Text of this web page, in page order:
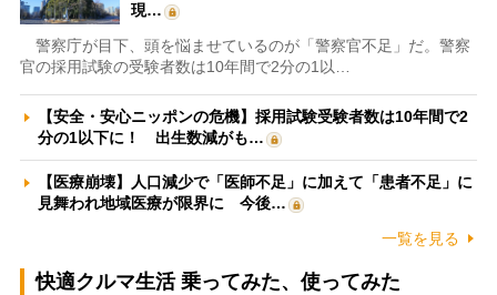
現…
警察庁が目下、頭を悩ませているのが「警察官不足」だ。警察
官の採用試験の受験者数は10年間で2分の1以…
【安全・安心ニッポンの危機】採用試験受験者数は10年間で2
分の1以下に！ 出生数減がも…
【医療崩壊】人口減少で「医師不足」に加えて「患者不足」に
見舞われ地域医療が限界に 今後…
一覧を見る
快適クルマ生活 乗ってみた、使ってみた